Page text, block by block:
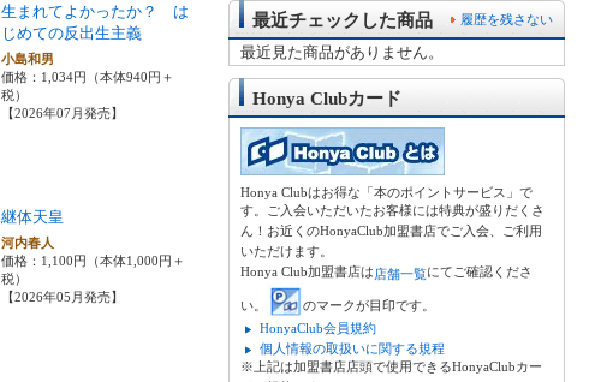
生まれてよかったか？ は
じめての反出生主義
小島和男
価格：1,034円（本体940円＋
税）
【2026年07月発売】
継体天皇
河内春人
価格：1,100円（本体1,000円＋
税）
【2026年05月発売】
履歴を残さない
最近チェックした商品
最近見た商品がありません。
Honya Clubカード
Honya Clubはお得な「本のポイントサービス」で
す。ご入会いただいたお客様には特典が盛りだくさ
ん！お近くのHonyaClub加盟書店でご入会、ご利用
いただけます。
Honya Club加盟書店は店舗一覧にてご確認くださ
い。
のマークが目印です。
HonyaClub会員規約
個人情報の取扱いに関する規程
※上記は加盟書店店頭で使用できるHonyaClubカー